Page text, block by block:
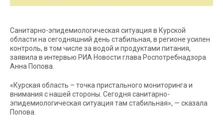
Санитарно-эпидемиологическая ситуация в Курской
области на сегодняшний день стабильная, в регионе усилен
контроль, в том числе за водой и продуктами питания,
заявила в интервью РИА Новости глава Роспотребнадзора
Анна Попова.
«Курская область – точка пристального мониторинга и
внимания с нашей стороны. Сегодня санитарно-
эпидемиологическая ситуация там стабильная», — сказала
Попова.